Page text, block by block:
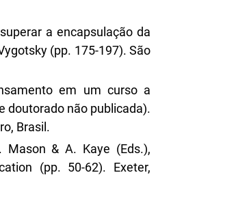
a encapsulação da
(pp. 175-197). São
em um curso a
doutorado não publicada).
Brasil.
& A. Kaye (Eds.),
(pp. 50-62). Exeter,